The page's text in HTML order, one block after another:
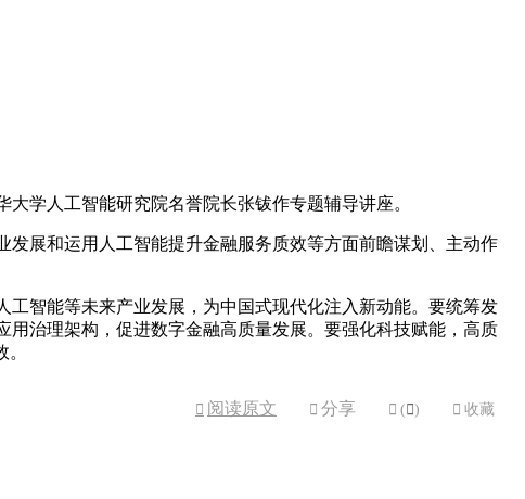
学人工智能研究院名誉院长张钹作专题辅导讲座。
展和运用人工智能提升金融服务质效等方面前瞻谋划、主动作
智能等未来产业发展，为中国式现代化注入新动能。要统筹发
治理架构，促进数字金融高质量发展。要强化科技赋能，高质
 阅读原文  分享  ( )  收藏